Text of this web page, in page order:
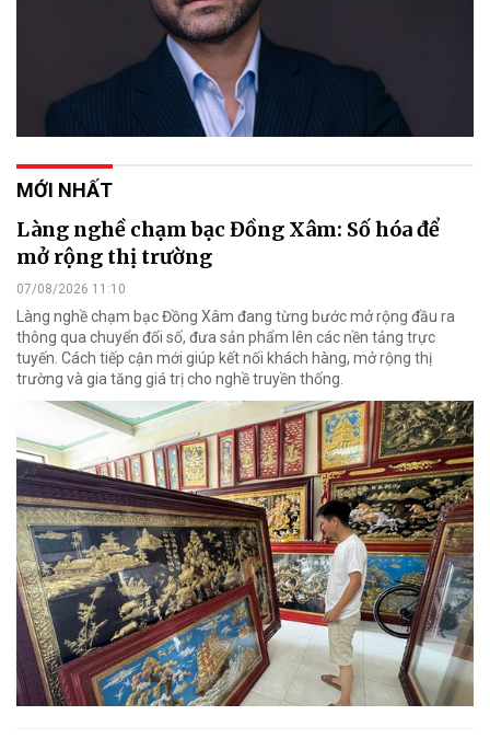
MỚI NHẤT
Làng nghề chạm bạc Đồng Xâm: Số hóa để
mở rộng thị trường
07/08/2026 11:10
Làng nghề chạm bạc Đồng Xâm đang từng bước mở rộng đầu ra
thông qua chuyển đổi số, đưa sản phẩm lên các nền tảng trực
tuyến. Cách tiếp cận mới giúp kết nối khách hàng, mở rộng thị
trường và gia tăng giá trị cho nghề truyền thống.